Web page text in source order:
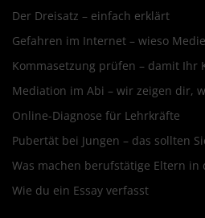
Der Dreisatz – einfach erklärt
Gefahren im Internet – wieso
Kommasetzung prüfen – damit
Mediation im Abi – wir zeigen dir,
Online-Diagnose für Lehrkräfte
Pubertät bei Jungen – das sollten
Was machen berufstätige Eltern in
Wie du ein Essay verfasst